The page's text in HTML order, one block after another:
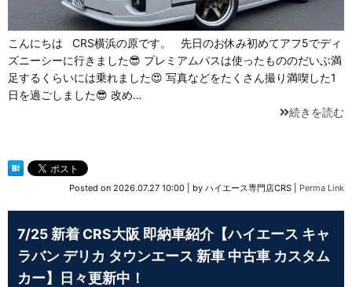
こんにちは CRS横浜の原です。 先日のお休み初めてアフ5でディ
ズニーシーに行きました😎 プレミアムパスは使ったもののだいぶ満
足するくらいには乗れました😍 写真などをたくさん撮り満喫した1
日を過ごしました😎 改め…
続きを読む
Posted on 2026.07.27 10:00 by ハイエース専門店CRS Perma Link
7/25 新着 CRS大阪 即納車紹介【ハイエース キャ
ラバン デリカ タウンエース 新車 中古車 カスタム
カー】日々更新中！